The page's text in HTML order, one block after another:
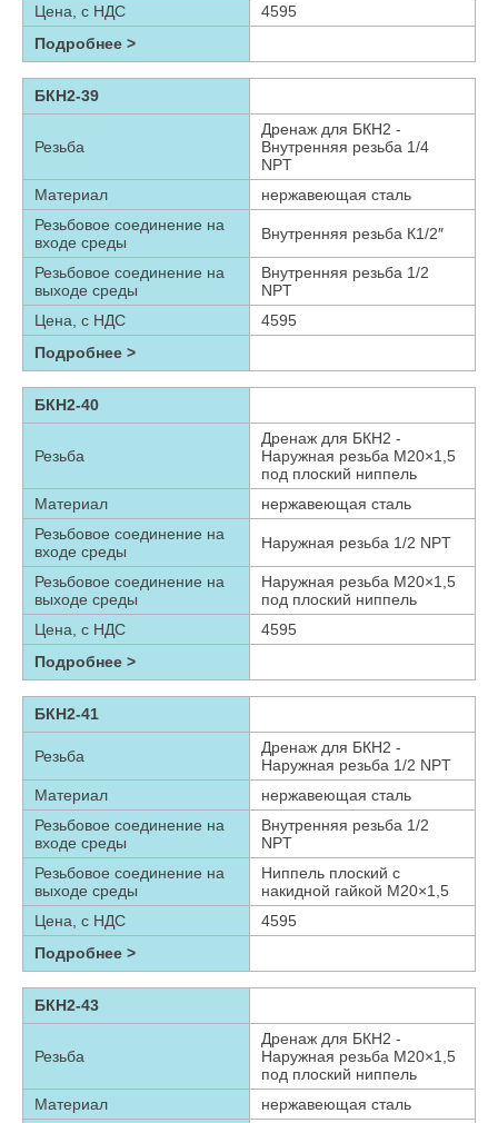
Цена, с НДС
4595
Подробнее >
БКН2-39
Резьба
Дренаж для БКН2 -
Внутренняя резьба 1/4
NPT
Материал
нержавеющая сталь
Резьбовое соединение на
входе среды
Внутренняя резьба К1/2″
Резьбовое соединение на
выходе среды
Внутренняя резьба 1/2
NPT
Цена, с НДС
4595
Подробнее >
БКН2-40
Резьба
Дренаж для БКН2 -
Наружная резьба М20×1,5
под плоский ниппель
Материал
нержавеющая сталь
Резьбовое соединение на
входе среды
Наружная резьба 1/2 NPT
Резьбовое соединение на
выходе среды
Наружная резьба М20×1,5
под плоский ниппель
Цена, с НДС
4595
Подробнее >
БКН2-41
Резьба
Дренаж для БКН2 -
Наружная резьба 1/2 NPT
Материал
нержавеющая сталь
Резьбовое соединение на
входе среды
Внутренняя резьба 1/2
NPT
Резьбовое соединение на
выходе среды
Ниппель плоский с
накидной гайкой М20×1,5
Цена, с НДС
4595
Подробнее >
БКН2-43
Резьба
Дренаж для БКН2 -
Наружная резьба М20×1,5
под плоский ниппель
Материал
нержавеющая сталь